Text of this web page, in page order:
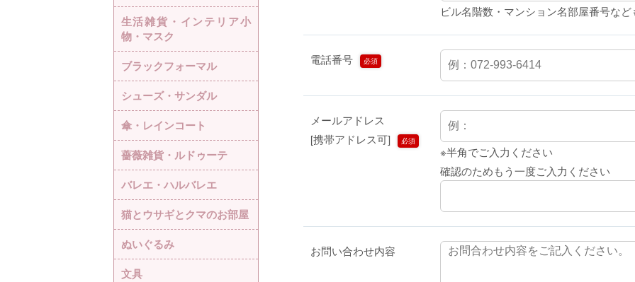
ビル名階数・マンション名部屋番号な
電話番号 必須
メールアドレス
[携帯アドレス可]
必須
※半角でご入力ください
確認のためもう一度ご入力ください
お問い合わせ内容
生活雑貨・インテリア小
物・マスク
ブラックフォーマル
シューズ・サンダル
傘・レインコート
薔薇雑貨・ルドゥーテ
バレエ・ハルバレエ
猫とウサギとクマのお部屋
ぬいぐるみ
文具